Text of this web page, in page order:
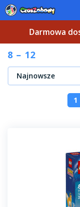
Darmowa
8 – 12
Najnowsze
1